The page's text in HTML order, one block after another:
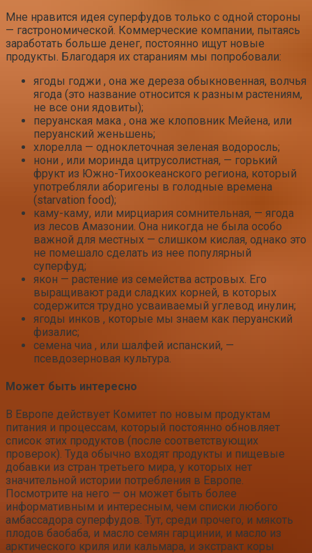
Мне нравится идея суперфудов только с одной стороны
— гастрономической. Коммерческие компании, пытаясь
заработать больше денег, постоянно ищут новые
продукты. Благодаря их стараниям мы попробовали:
ягоды годжи , она же дереза обыкновенная, волчья
ягода (это название относится к разным растениям,
не все они ядовиты);
перуанская мака , она же клоповник Мейена, или
перуанский женьшень;
хлорелла — одноклеточная зеленая водоросль;
нони , или моринда цитрусолистная, — горький
фрукт из Южно-Тихоокеанского региона, который
употребляли аборигены в голодные времена
(starvation food);
каму-каму, или мирциария сомнительная, — ягода
из лесов Амазонии. Она никогда не была особо
важной для местных — слишком кислая, однако это
не помешало сделать из нее популярный
суперфуд;
якон — растение из семейства астровых. Его
выращивают ради сладких корней, в которых
содержится трудно усваиваемый углевод инулин;
ягоды инков , которые мы знаем как перуанский
физалис;
семена чиа , или шалфей испанский, —
псевдозерновая культура.
Может быть интересно
В Европе действует Комитет по новым продуктам
питания и процессам, который постоянно обновляет
список этих продуктов (после соответствующих
проверок). Туда обычно входят продукты и пищевые
добавки из стран третьего мира, у которых нет
значительной истории потребления в Европе.
Посмотрите на него — он может быть более
информативным и интересным, чем списки любого
амбассадора суперфудов. Тут, среди прочего, и мякоть
плодов баобаба, и масло семян гарцинии, и масло из
арктического криля или кальмара, и экстракт коры